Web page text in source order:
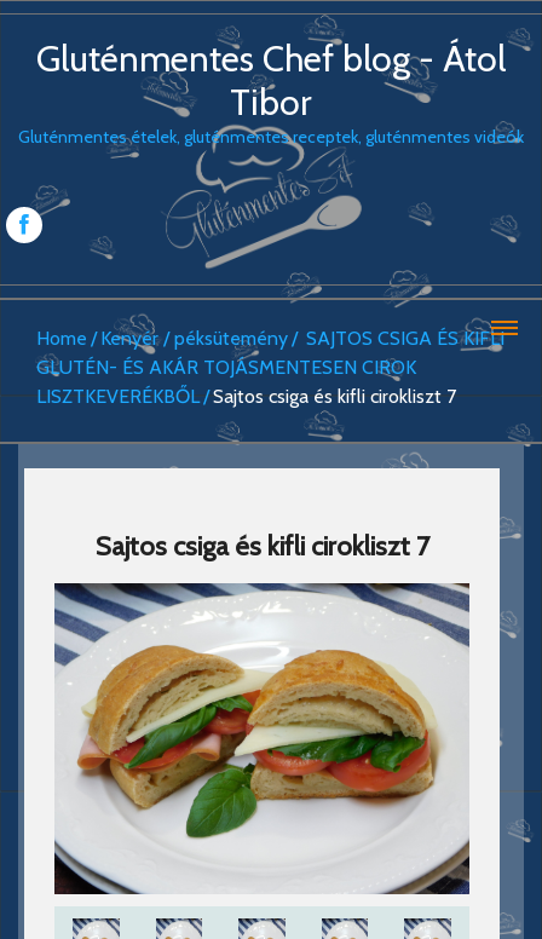
Gluténmentes Chef blog - Átol
Tibor
Gluténmentes ételek, gluténmentes receptek, gluténmentes videók
Home Kenyér / péksütemény
SAJTOS CSIGA ÉS KIFLI
GLUTÉN- ÉS AKÁR TOJÁSMENTESEN CIROK
LISZTKEVERÉKBŐL Sajtos csiga és kifli cirokliszt 7
Sajtos csiga és kifli cirokliszt 7